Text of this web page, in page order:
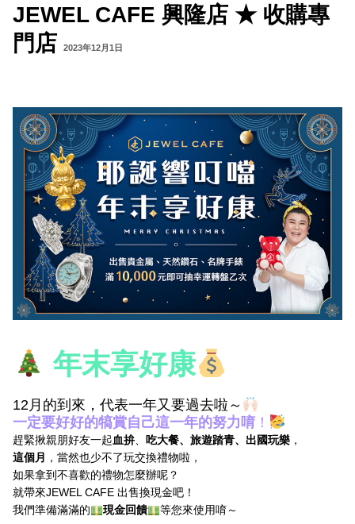
JEWEL CAFE 興隆店 ★ 收購專
門店
2023年12月1日
年末享好康
12月的到來，代表一年又要過去啦～
一定要好好的犒賞自己這一年的努力唷！
趕緊揪親朋好友一起血拚、 吃大餐、旅遊踏青、出國玩樂，
這個月
，當然也少不了玩交換禮物啦，
如果拿到不喜歡的禮物怎麼辦呢？
就帶來JEWEL CAFE 出售換現金吧！
我們準備滿滿的
現金回饋 等您來使用唷～